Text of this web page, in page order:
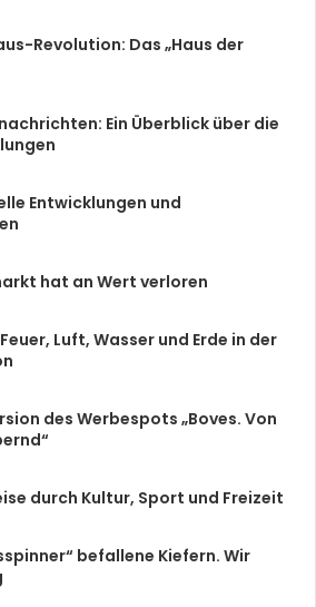
Revolution: Das „Haus der
Ein Überblick über die
Entwicklungen und
hat an Wert verloren
Luft, Wasser und Erde in der
des Werbespots „Boves. Von
durch Kultur, Sport und Freizeit
befallene Kiefern. Wir